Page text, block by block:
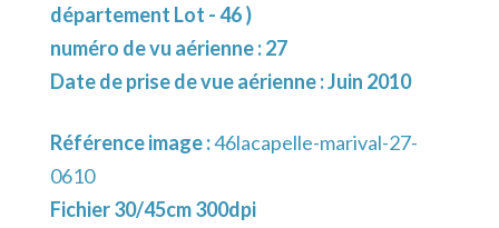
département Lot - 46 )
numéro de vu aérienne : 27
Date de prise de vue aérienne : Juin 2010
Référence image :46lacapelle-marival-27-
0610
Fichier 30/45cm 300dpi